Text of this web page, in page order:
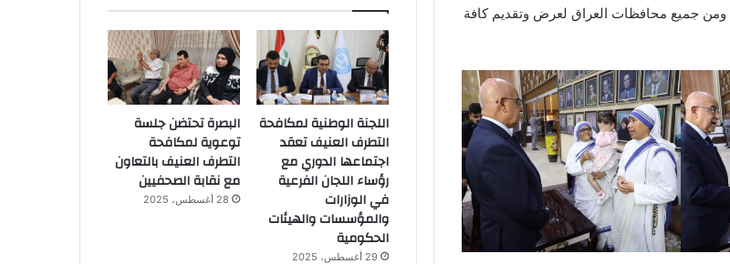
ومن جميع محافظات العراق لعرض وتقديم كافة
اللجنة الوطنية لمكافحة
التطرف العنيف تعقد
اجتماعها الدوري مع
رؤساء اللجان الفرعية
في الوزارات
والمؤسسات والهيئات
الحكومية
29 أغسطس، 2025
البصرة تحتضن جلسة
توعوية لمكافحة
التطرف العنيف بالتعاون
مع نقابة الصحفيين
28 أغسطس، 2025